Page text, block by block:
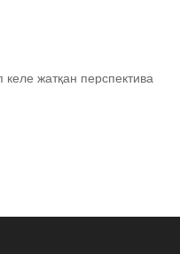
келе жатқан перспектива